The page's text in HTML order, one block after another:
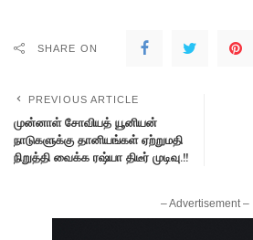
SHARE ON
PREVIOUS ARTICLE
முன்னாள் சோவியத் யூனியன்
நாடுகளுக்கு தானியங்கள் ஏற்றுமதி
நிறுத்தி வைக்க ரஷ்யா திடீர் முடிவு.!!
– Advertisement –